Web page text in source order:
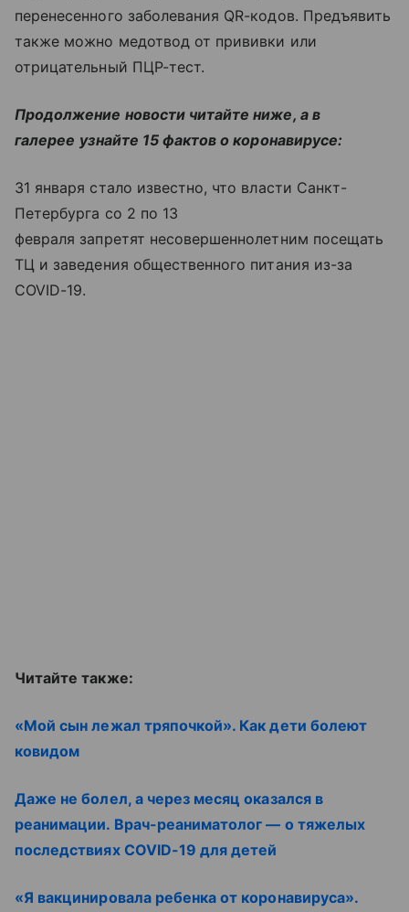
перенесенного заболевания QR-кодов. Предъявить
также можно медотвод от прививки или
отрицательный ПЦР-тест.
Продолжение новости читайте ниже, а в
галерее узнайте 15 фактов о коронавирусе:
31 января стало известно, что власти Санкт-
Петербурга со 2 по 13
февраля запретят несовершеннолетним посещать
ТЦ и заведения общественного питания из-за
COVID-19.
Читайте также:
«Мой сын лежал тряпочкой». Как дети болеют
ковидом
Даже не болел, а через месяц оказался в
реанимации. Врач-реаниматолог — о тяжелых
последствиях COVID-19 для детей
«Я вакцинировала ребенка от коронавируса».